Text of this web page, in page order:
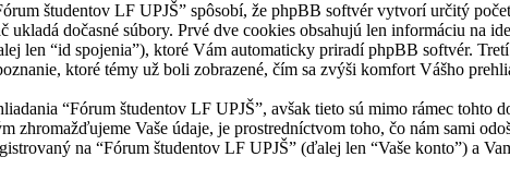
študentov LF UPJŠ” spôsobí, že phpBB softvér vytvorí určitý
ukladá dočasné súbory. Prvé dve cookies obsahujú len informáciu na
len “id spojenia”), ktoré Vám automaticky priradí phpBB softvér.
ktoré témy už boli zobrazené, čím sa zvýši komfort Vášho
“Fórum študentov LF UPJŠ”, avšak tieto sú mimo rámec tohto
Vaše údaje, je prostredníctvom toho, čo nám sami
na “Fórum študentov LF UPJŠ” (ďalej len “Vaše konto”) a